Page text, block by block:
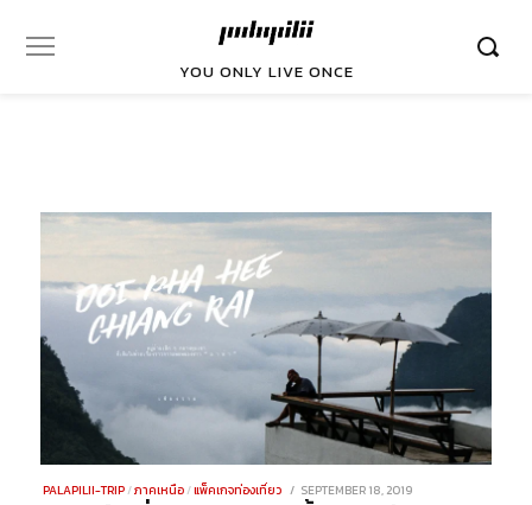
YOU ONLY LIVE ONCE
PALAPILII-TRIP /ภาคเหนือ /แพ็คเกจท่องเที่ยว
POSTED
SEPTEMBER 18, 2019